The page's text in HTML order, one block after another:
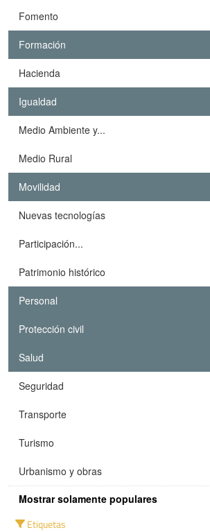
Fomento
Formación
Hacienda
Igualdad
Medio Ambiente y...
Medio Rural
Movilidad
Nuevas tecnologías
Participación...
Patrimonio histórico
Personal
Protección civil
Salud
Seguridad
Transporte
Turismo
Urbanismo y obras
Mostrar solamente populares
Etiquetas